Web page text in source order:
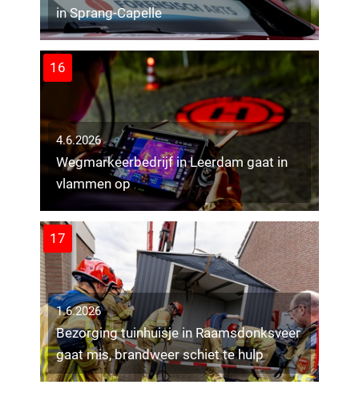
in Sprang-Capelle
16
4.6.2026
Wegmarkeerbedrijf in Leerdam gaat in
vlammen op
17
1.6.2026
Bezorging tuinhuisje in Raamsdonksveer
gaat mis, brandweer schiet te hulp
26.5.2026
Overleden persoon aangetroffen in tent
langs Joplinpad Tilburg
26.5.2026
Persoon ernstig gewond bij